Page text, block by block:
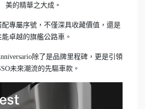
美的精華之大成。
配專屬序號，不僅深具收藏價值，還是
能卓越的旗艦公路車。
除了是品牌里程碑，更是引領
未來潮流的先驅車款。